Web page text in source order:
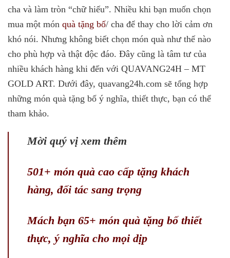
cha và làm tròn “chữ hiếu”. Nhiều khi bạn muốn chọn
mua một món quà tặng bố/ cha để thay cho lời cảm ơn
khó nói. Nhưng không biết chọn món quà như thế nào
cho phù hợp và thật độc đáo. Đây cũng là tâm tư của
nhiều khách hàng khi đến với QUAVANG24H – MT
GOLD ART. Dưới đây, quavang24h.com sẽ tổng hợp
những món quà tặng bố ý nghĩa, thiết thực, bạn có thể
tham khảo.
Mời quý vị xem thêm
501+ món quà cao cấp tặng khách
hàng, đối tác sang trọng
Mách bạn 65+ món quà tặng bố thiết
thực, ý nghĩa cho mọi dịp